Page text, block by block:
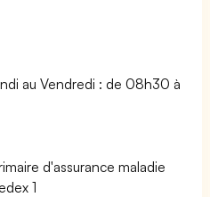
au Vendredi : de 08h30 à
d'assurance maladie
1